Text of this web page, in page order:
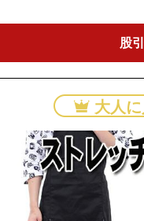
股
大人